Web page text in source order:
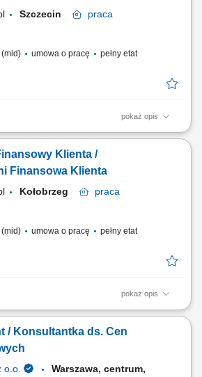
Szczecin
praca
umowa o pracę
pełny etat
pokaż opis
indywidualnych oraz sektora MŚP i
i realizacja wyznaczonych celów
długofalowych relacji z klientami oraz
Klienta /
Finansowa Klienta
Kołobrzeg
praca
umowa o pracę
pełny etat
pokaż opis
indywidualnych oraz sektora MŚP i
i realizacja wyznaczonych celów
długofalowych relacji z klientami oraz
/ Konsultantka ds. Cen
o.o.
Warszawa, centrum,